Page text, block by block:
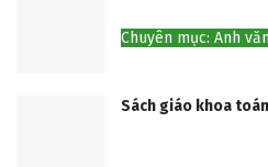
Chuyên mục: Anh văn
Sách giáo khoa